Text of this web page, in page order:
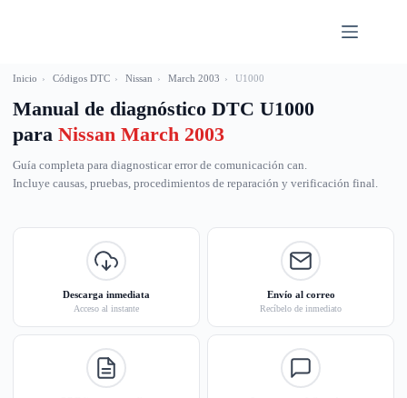
Inicio › Códigos DTC › Nissan › March 2003 › U1000
Manual de diagnóstico DTC U1000
para Nissan March 2003
Guía completa para diagnosticar error de comunicación can.
Incluye causas, pruebas, procedimientos de reparación y verificación final.
Descarga inmediata
Acceso al instante
Envío al correo
Recíbelo de inmediato